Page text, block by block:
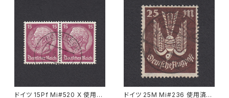
ドイツ 15Pf Mi#520 X 使用済
ドイツ 25M Mi#236 使用済み